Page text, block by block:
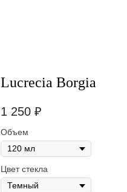
Lucrecia Borgia
1 250 ₽
Объем
Цвет стекла